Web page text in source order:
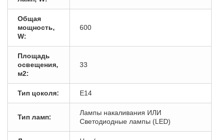
Общая
мощность,
W:
600
Площадь
освещения,
м2:
33
Тип цоколя: E14
Тип ламп:
Лампы накаливания ИЛИ
Светодиодные лампы (LED)